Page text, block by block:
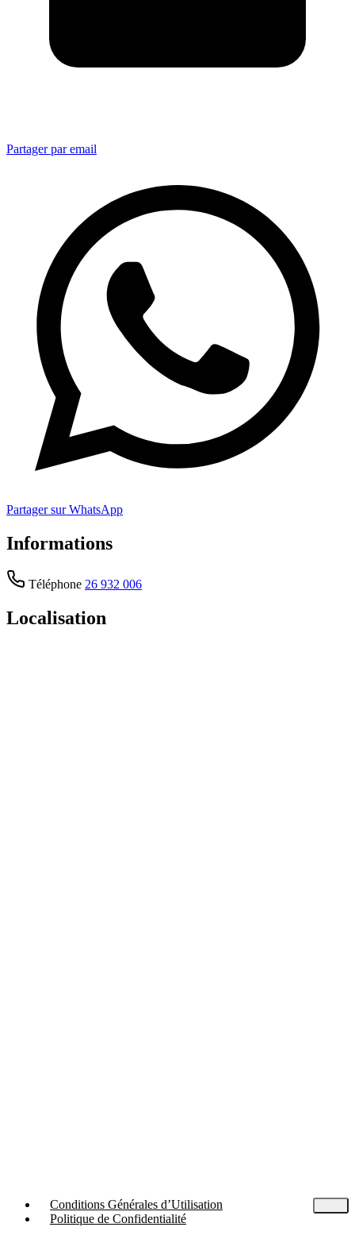
Partager par email
Partager sur WhatsApp
Informations
Téléphone 26 932 006
Localisation
Conditions Générales d’Utilisation
Politique de Confidentialité